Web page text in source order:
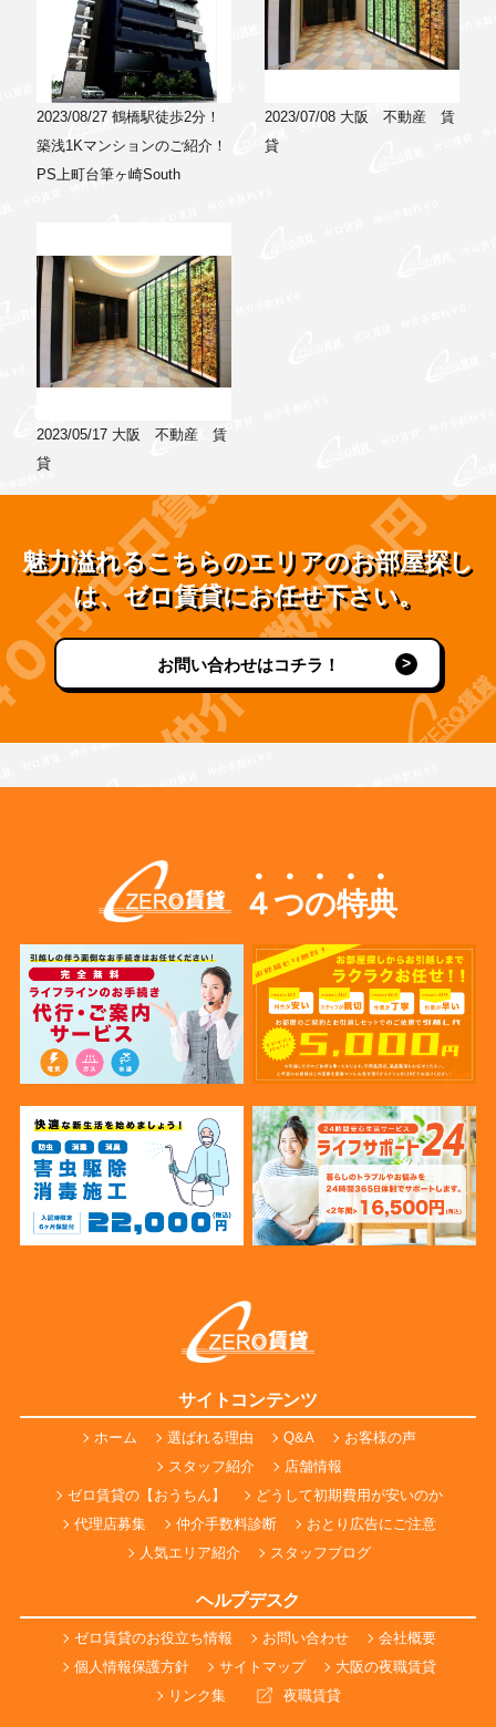
2023/08/27 鶴橋駅徒歩2分！
築浅1Kマンションのご紹介！
PS上町台筆ヶ崎South
2023/07/08 大阪 不動産 賃
貸
2023/05/17 大阪 不動産 賃
貸
魅力溢れるこちらのエリアのお部屋探し
は、ゼロ賃貸にお任せ下さい。
お問い合わせはコチラ！
４つの特典
サイトコンテンツ
ホーム 選ばれる理由 Q&A
お客様の声
スタッフ紹介
店舗情報
ゼロ賃貸の【おうちん】
どうして初期費用が安いのか
代理店募集
仲介手数料診断
おとり広告にご注意
人気エリア紹介
スタッフブログ
ヘルプデスク
ゼロ賃貸のお役立ち情報 お問い合わせ
会社概要
個人情報保護方針
サイトマップ
大阪の夜職賃貸
リンク集
夜職賃貸